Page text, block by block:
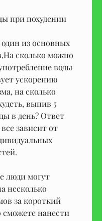
при похудении
из основных
сколько можно
воды
ускорению
на сколько
выпив 5
в день? Ответ
зависит от
люди могут
несколько
за короткий
сможете нанести